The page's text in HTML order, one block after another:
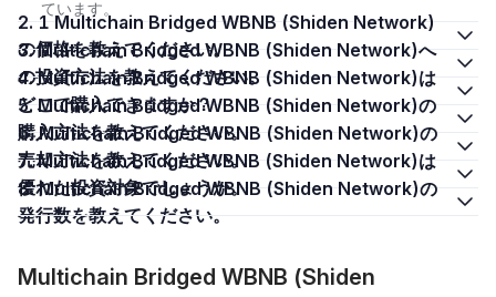
ています。
2. 1 Multichain Bridged WBNB (Shiden Network)
の価格を教えてください。
3. Multichain Bridged WBNB (Shiden Network)へ
の投資方法を教えてください。
4. Multichain Bridged WBNB (Shiden Network)は
どこで購入できますか？
5. Multichain Bridged WBNB (Shiden Network)の
購入方法を教えてください。
6. Multichain Bridged WBNB (Shiden Network)の
売却方法を教えてください。
7. Multichain Bridged WBNB (Shiden Network)は
優れた投資対象でしょうか。
8. Multichain Bridged WBNB (Shiden Network)の
発行数を教えてください。
Multichain Bridged WBNB (Shiden